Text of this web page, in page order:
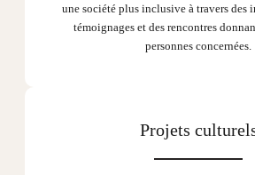
une société plus inclusive à travers des
témoignages et des rencontres
personnes concernées.
Projets